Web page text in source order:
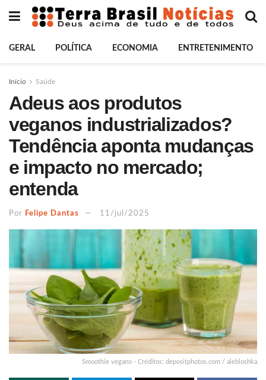
GERAL POLÍTICA ECONOMIA ENTRETENIMENTO
Início Saúde
Adeus aos produtos
veganos industrializados?
Tendência aponta mudanças
e impacto no mercado;
entenda
Por Felipe Dantas 11/jul/2025
Smoothie vegano - Créditos: depositphotos.com / alebloshka